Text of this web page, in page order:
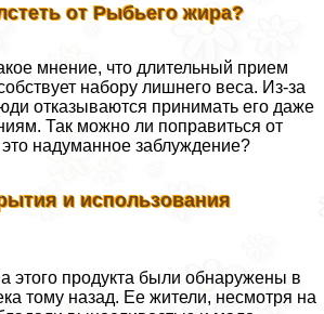
от Рыбьего жира?
мнение, что длительный прием
набору лишнего веса. Из-за
отказываются принимать его даже
Так можно ли поправиться от
надуманное заблуждение?
и использования
этого продукта были обнаружены в
тому назад. Ее жители, несмотря на